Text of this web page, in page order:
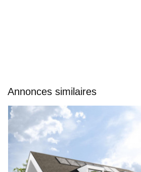
Annonces similaires